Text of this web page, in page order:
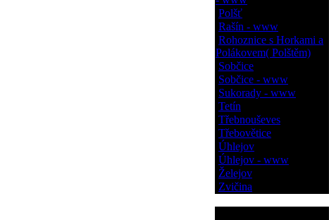
Polšť
Rašín - www
Rohoznice s Horkami a
Polákovem( Polštěm)
Sobčice
Sobčice - www
Sukorady - www
Tetín
Třebnouševes
Třebovětice
Úhlejov
Úhlejov - www
Želejov
Zvičina